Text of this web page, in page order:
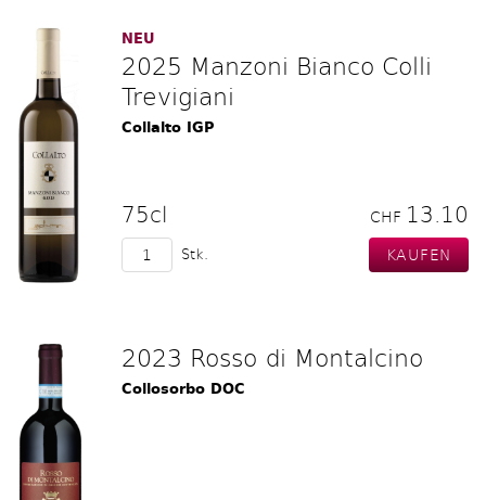
NEU
2025 Manzoni Bianco Colli
Trevigiani
Collalto IGP
75cl CHF 13.10
Stk.
2023 Rosso di Montalcino
Collosorbo DOC